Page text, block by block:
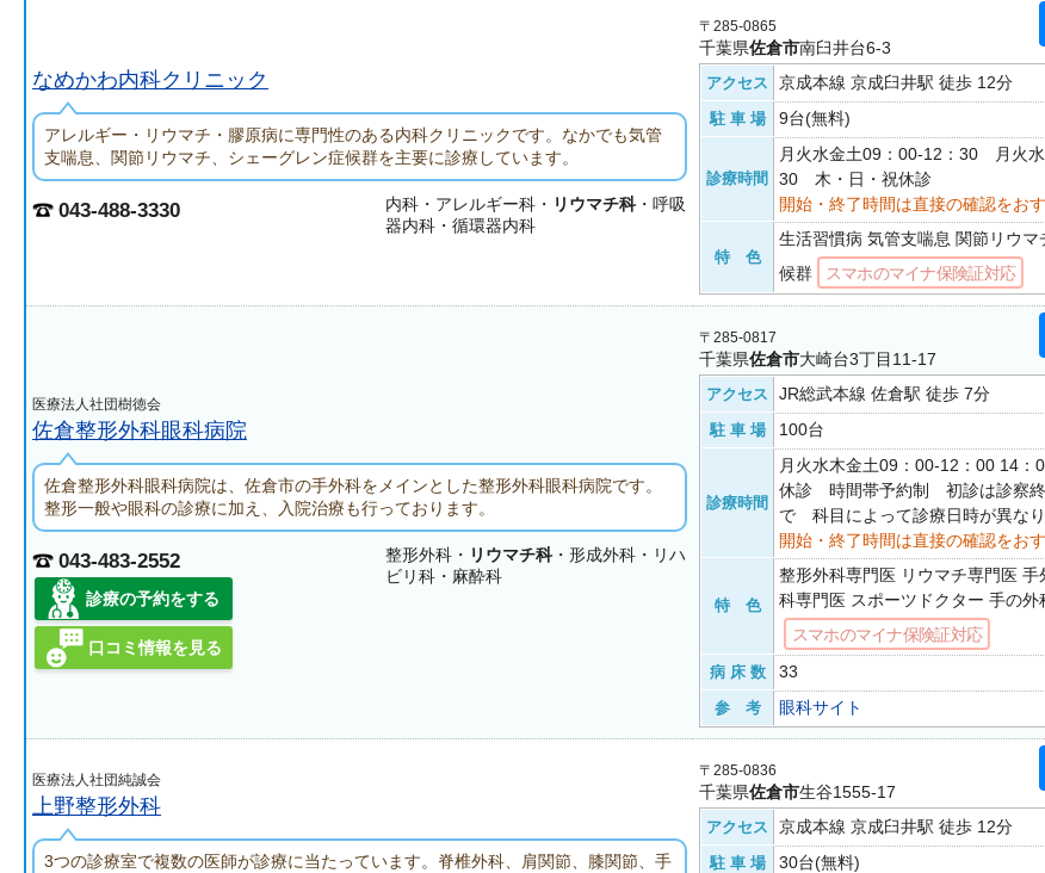
なめかわ内科クリニック
アレルギー・リウマチ・膠原病に専門性のある内科クリニックです。なかでも気管
支喘息、関節リウマチ、シェーグレン症候群を主要に診療しています。
043-488-3330 内科・アレルギー科・ リウマチ科・呼吸
器内科・循環器内科
〒285-0865
千葉県佐倉市南臼井台6-3
アクセス 京成本線 京成臼井駅 徒歩 12分
駐 車 場 9台(無料)
診療時間
月火水金土09：00-12：30 月火水
30 木・日・祝休診
開始・終了時間は直接の確認をお
特 色
生活習慣病 気管支喘息 関節リウマ
候群
スマホのマイナ保険証対応
医療法人社団樹徳会
佐倉整形外科眼科病院
佐倉整形外科眼科病院は、佐倉市の手外科をメインとした整形外科眼科病院です。
整形一般や眼科の診療に加え、入院治療も行っております。
043-483-2552
診療の予約をする
口コミ情報を見る
整形外科・ リウマチ科・形成外科・リハ
ビリ科・麻酔科
〒285-0817
千葉県佐倉市大崎台3丁目11-17
アクセス JR総武本線 佐倉駅 徒歩 7分
駐 車 場 100台
診療時間
月火水木金土09：00-12：00 14
休診 時間帯予約制 初診は診察終
で 科目によって診療日時が異な
開始・終了時間は直接の確認をお
特 色
整形外科専門医 リウマチ専門医
科専門医 スポーツドクター 手の外
スマホのマイナ保険証対応
病 床 数 33
参 考 眼科サイト
医療法人社団純誠会
上野整形外科
3つの診療室で複数の医師が診療に当たっています。脊椎外科、肩関節、膝関節、手
〒285-0836
千葉県佐倉市生谷1555-17
アクセス 京成本線 京成臼井駅 徒歩 12分
駐 車 場 30台(無料)